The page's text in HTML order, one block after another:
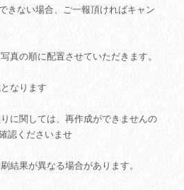
きない場合、ご一報頂ければキャン
真の順に配置させていただきます。
なります
に関しては、再作成ができませんの
認くださいませ
結果が異なる場合があります。